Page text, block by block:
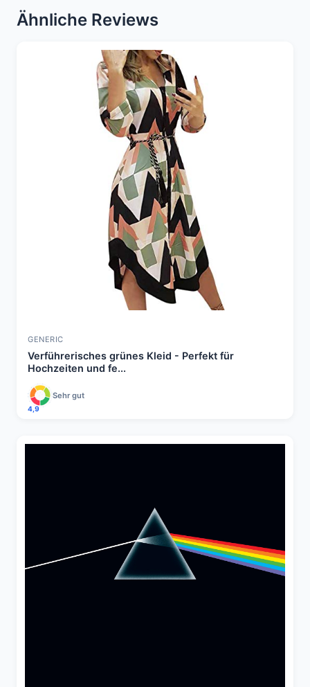
Ähnliche Reviews
GENERIC
Verführerisches grünes Kleid - Perfekt für
Hochzeiten und fe...
4,9
Sehr gut